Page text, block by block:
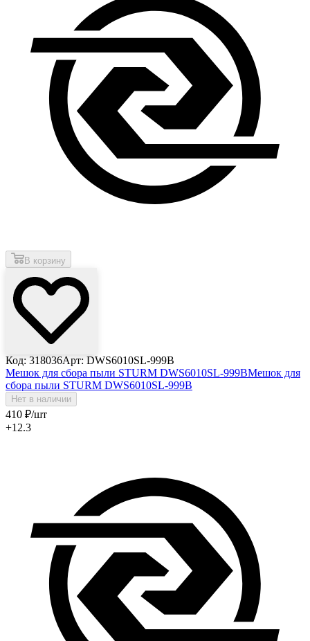
В корзину
Код: 318036Арт: DWS6010SL-999B
Мешок для сбора пыли STURM DWS6010SL-999BМешок для
сбора пыли STURM DWS6010SL-999B
Нет в наличии
410 ₽/шт
+12.3